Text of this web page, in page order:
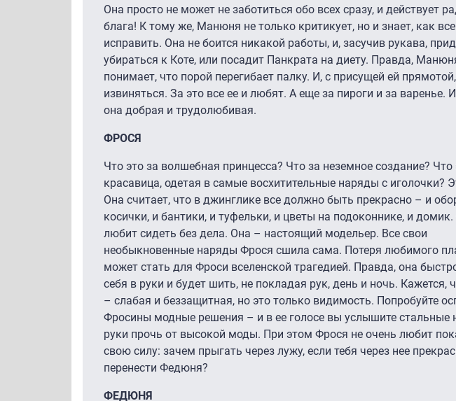
Она просто не может не заботиться обо всех сразу, и действует
блага! К тому же, Манюня не только критикует, но и знает, как все
исправить. Она не боится никакой работы, и, засучив рукава,
убираться к Коте, или посадит Панкрата на диету. Правда,
понимает, что порой перегибает палку. И, с присущей ей
извиняться. За это все ее и любят. А еще за пироги и за варенье.
она добрая и трудолюбивая.
ФРОСЯ
Что это за волшебная принцесса? Что за неземное создание? Что
красавица, одетая в самые восхитительные наряды с иголочки?
Она считает, что в джинглике все должно быть прекрасно – и
косички, и бантики, и туфельки, и цветы на подоконнике, и
любит сидеть без дела. Она – настоящий модельер. Все свои
необыкновенные наряды Фрося сшила сама. Потеря любимого
может стать для Фроси вселенской трагедией. Правда, она
себя в руки и будет шить, не покладая рук, день и ночь. Кажется,
– слабая и беззащитная, но это только видимость. Попробуйте
Фросины модные решения – и в ее голосе вы услышите стальные
руки прочь от высокой моды. При этом Фрося не очень любит
свою силу: зачем прыгать через лужу, если тебя через нее
перенести Федюня?
ФЕДЮНЯ